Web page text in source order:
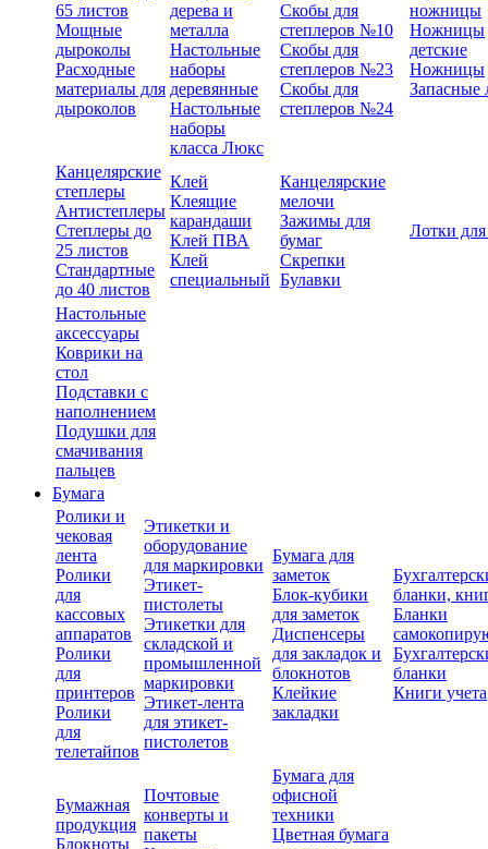
65 листов
Мощные
дыроколы
Расходные
материалы для
дыроколов
дерева и
металла
Настольные
наборы
деревянные
Настольные
наборы
класса Люкс
Скобы для
степлеров №10
Скобы для
степлеров №23
Скобы для
степлеров №24
ножницы
Ножницы
детские
Ножницы
Запасные
Канцелярские
степлеры
Антистеплеры
Степлеры до
25 листов
Стандартные
до 40 листов
Клей
Клеящие
карандаши
Клей ПВА
Клей
специальный
Канцелярские
мелочи
Зажимы для
бумаг
Скрепки
Булавки
Лотки
Настольные
аксессуары
Коврики на
стол
Подставки с
наполнением
Подушки для
смачивания
пальцев
Бумага
Ролики и
чековая
лента
Ролики
для
кассовых
аппаратов
Ролики
для
принтеров
Ролики
для
телетайпов
Этикетки и
оборудование
для маркировки
Этикет-
пистолеты
Этикетки для
складской и
промышленной
маркировки
Этикет-лента
для этикет-
пистолетов
Бумага для
заметок
Блок-кубики
для заметок
Диспенсеры
для закладок и
блокнотов
Клейкие
закладки
бланки,
Бланки
бланки
Книги учета
Бумажная
продукция
Блокноты
Почтовые
конверты и
пакеты
Бумага для
офисной
техники
Цветная бумага